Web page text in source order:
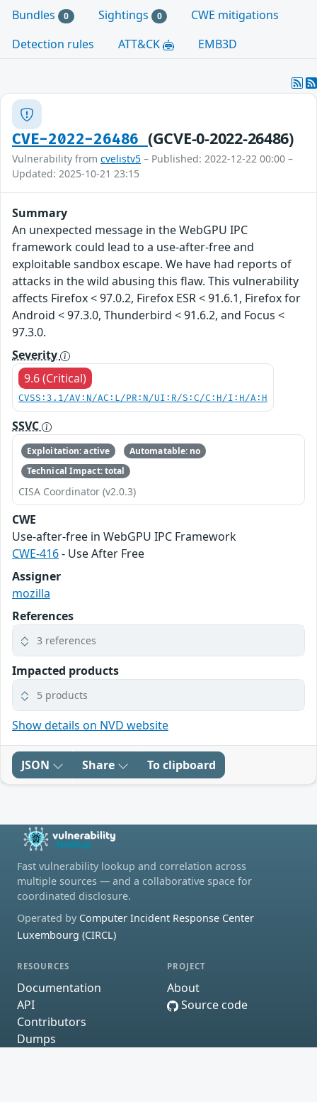
Bundles 0 Sightings 0
CWE mitigations
Detection rules
ATT&CK EMB3D
CVE-2022-26486 (GCVE-0-2022-26486)
Vulnerability from cvelistv5 – Published: 2022-12-22 00:00 –
Updated: 2025-10-21 23:15
Summary
An unexpected message in the WebGPU IPC
framework could lead to a use-after-free and
exploitable sandbox escape. We have had reports of
attacks in the wild abusing this flaw. This vulnerability
affects Firefox < 97.0.2, Firefox ESR < 91.6.1, Firefox for
Android < 97.3.0, Thunderbird < 91.6.2, and Focus <
97.3.0.
Severity
9.6 (Critical)
CVSS:3.1/AV:N/AC:L/PR:N/UI:R/S:C/C:H/I:H/A:H
SSVC
Exploitation: active
Automatable: no
Technical Impact: total
CISA Coordinator (v2.0.3)
CWE
Use-after-free in WebGPU IPC Framework
CWE-416- Use After Free
Assigner
mozilla
References
3 references
Impacted products
5 products
Show details on NVD website
JSON Share To clipboard
Fast vulnerability lookup and correlation across
multiple sources — and a collaborative space for
coordinated disclosure.
Operated by Computer Incident Response Center
Luxembourg (CIRCL)
RESOURCES
Documentation
API
Contributors
Dumps
PROJECT
About
Source code